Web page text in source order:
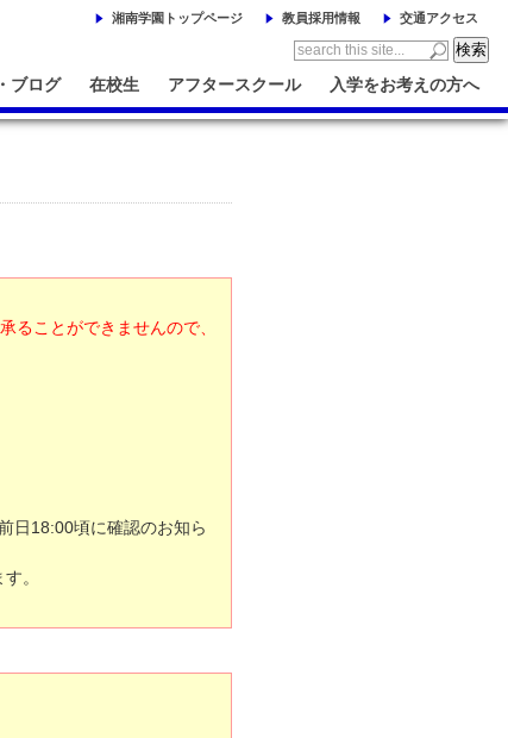
湘南学園トップページ 教員採用情報 交通アクセス
ブログ 在校生 アフタースクール 入学をお考えの方へ
ることができませんので、
日18:00頃に確認のお知ら
。